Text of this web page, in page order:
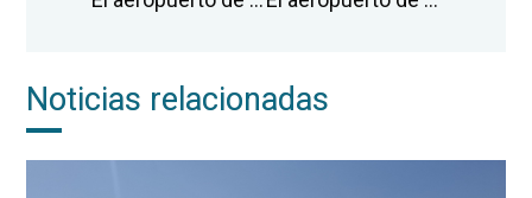
Noticias relacionadas